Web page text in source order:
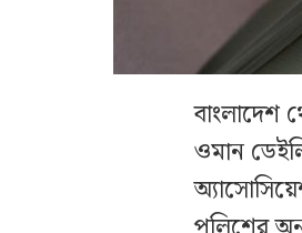
বাংলাদেশ
ওমান